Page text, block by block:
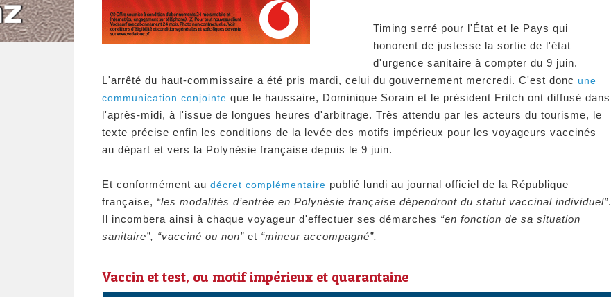
Timing serré pour l'État et le Pays qui
honorent de justesse la sortie de l'état
d'urgence sanitaire à compter du 9 juin.
L'arrêté du haut-commissaire a été pris mardi, celui du gouvernement mercredi. C'est donc une
communication conjointe que le haussaire, Dominique Sorain et le président Fritch ont diffusé dans
l'après-midi, à l'issue de longues heures d'arbitrage. Très attendu par les acteurs du tourisme, le
texte précise enfin les conditions de la levée des motifs impérieux pour les voyageurs vaccinés
au départ et vers la Polynésie française depuis le 9 juin.
Et conformément au décret complémentaire publié lundi au journal officiel de la République
française, “les modalités d’entrée en Polynésie française dépendront du statut vaccinal individuel”.
Il incombera ainsi à chaque voyageur d'effectuer ses démarches “en fonction de sa situation
sanitaire”, “vacciné ou non” et “mineur accompagné”.
Vaccin et test, ou motif impérieux et quarantaine